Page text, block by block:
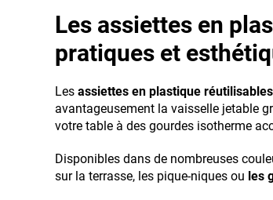
Les assiettes en
pratiques et
Les assiettes en plastique réutilisables
avantageusement la vaisselle jetable
votre table à des gourdes isotherme
Disponibles dans de nombreuses
sur la terrasse, les pique-niques ou les